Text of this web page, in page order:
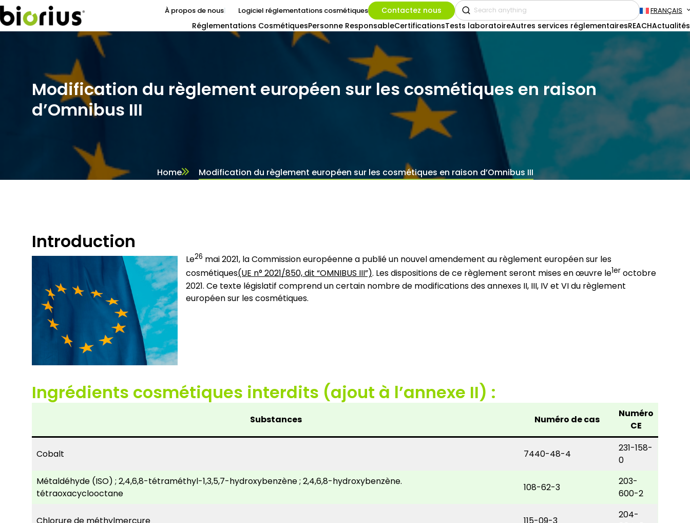
À propos de nous Logiciel réglementations cosmétiques Contactez nous FRANÇAIS
Réglementations CosmétiquesPersonne ResponsableCertificationsTests laboratoireAutres services réglementairesREACHActualités
Modification du règlement européen sur les cosmétiques en raison
d’Omnibus III
Home Modification du règlement européen sur les cosmétiques en raison d’Omnibus III
Introduction
Le26 mai 2021, la Commission européenne a publié un nouvel amendement au règlement européen sur les
cosmétiques(UE n° 2021/850, dit “OMNIBUS III”). Les dispositions de ce règlement seront mises en œuvre le1er octobre
2021. Ce texte législatif comprend un certain nombre de modifications des annexes II, III, IV et VI du règlement
européen sur les cosmétiques.
Ingrédients cosmétiques interdits (ajout à l’annexe II) :
Substances Numéro de cas
Numéro
CE
Cobalt 7440-48-4
231-158-
0
Métaldéhyde (ISO) ; 2,4,6,8-tétraméthyl-1,3,5,7-hydroxybenzène ; 2,4,6,8-hydroxybenzène.
tétraoxacyclooctane
108-62-3
203-
600-2
204-